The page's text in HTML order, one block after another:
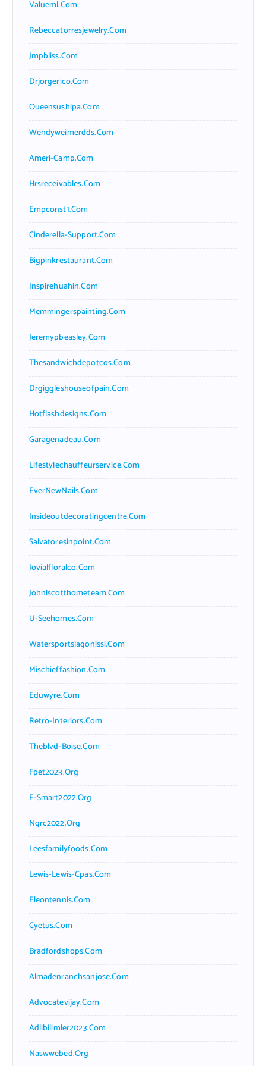
Valueml.com
Rebeccatorresjewelry.com
Jmpbliss.com
Drjorgerico.com
Queensushipa.com
Wendyweimerdds.com
Ameri-Camp.com
Hrsreceivables.com
Empconst1.com
Cinderella-Support.com
Bigpinkrestaurant.com
Inspirehuahin.com
Memmingerspainting.com
Jeremypbeasley.com
Thesandwichdepotcos.com
Drgiggleshouseofpain.com
Hotflashdesigns.com
Garagenadeau.com
Lifestylechauffeurservice.com
EverNewNails.com
Insideoutdecoratingcentre.com
Salvatoresinpoint.com
Jovialfloralco.com
Johnlscotthometeam.com
U-Seehomes.com
Watersportslagonissi.com
Mischieffashion.com
Eduwyre.com
Retro-Interiors.com
Theblvd-Boise.com
Fpet2023.org
E-Smart2022.org
Ngrc2022.org
Leesfamilyfoods.com
Lewis-Lewis-Cpas.com
Eleontennis.com
Cyetus.com
Bradfordshops.com
Almadenranchsanjose.com
Advocatevijay.com
Adlibilimler2023.com
Naswwebed.org